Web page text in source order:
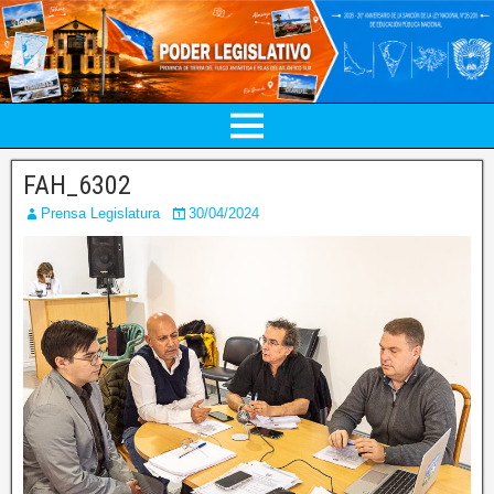
FAH_6302
Prensa Legislatura 30/04/2024